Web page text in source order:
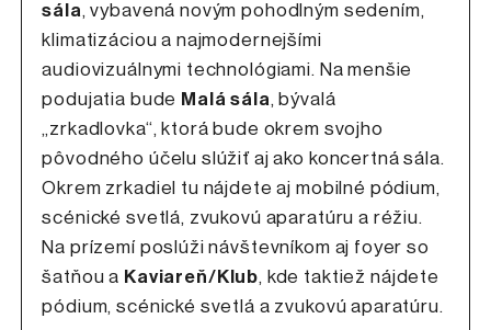
sála, vybavená novým pohodlným sedením,
klimatizáciou a najmodernejšími
audiovizuálnymi technológiami. Na menšie
podujatia bude Malá sála, bývalá
„zrkadlovka“, ktorá bude okrem svojho
pôvodného účelu slúžiť aj ako koncertná sála.
Okrem zrkadiel tu nájdete aj mobilné pódium,
scénické svetlá, zvukovú aparatúru a réžiu.
Na prízemí poslúži návštevníkom aj foyer so
šatňou a Kaviareň/Klub, kde taktiež nájdete
pódium, scénické svetlá a zvukovú aparatúru.